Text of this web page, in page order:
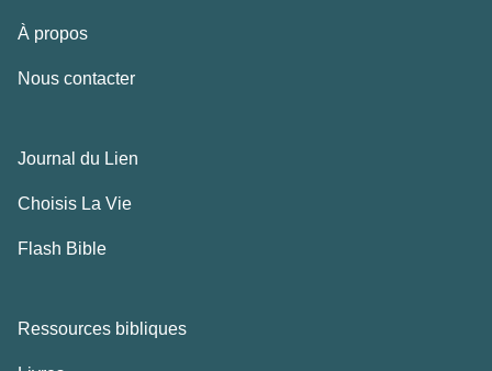
À propos
Nous contacter
Journal du Lien
Choisis La Vie
Flash Bible
Ressources bibliques